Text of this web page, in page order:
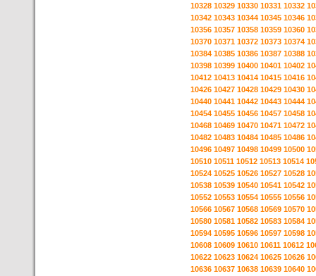
10328 10329 10330 10331 10332
10342 10343 10344 10345 10346
10356 10357 10358 10359 10360
10370 10371 10372 10373 10374
10384 10385 10386 10387 10388
10398 10399 10400 10401 10402
10412 10413 10414 10415 10416
10426 10427 10428 10429 10430
10440 10441 10442 10443 10444
10454 10455 10456 10457 10458
10468 10469 10470 10471 10472
10482 10483 10484 10485 10486
10496 10497 10498 10499 10500
10510 10511 10512 10513 10514
10524 10525 10526 10527 10528
10538 10539 10540 10541 10542
10552 10553 10554 10555 10556
10566 10567 10568 10569 10570
10580 10581 10582 10583 10584
10594 10595 10596 10597 10598
10608 10609 10610 10611 10612
10622 10623 10624 10625 10626
10636 10637 10638 10639 10640